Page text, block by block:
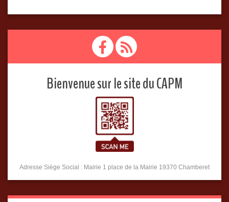
Bienvenue sur le site du CAPM
Adresse Siège Social : Mairie 1 place de la Mairie 19370 Chamberet